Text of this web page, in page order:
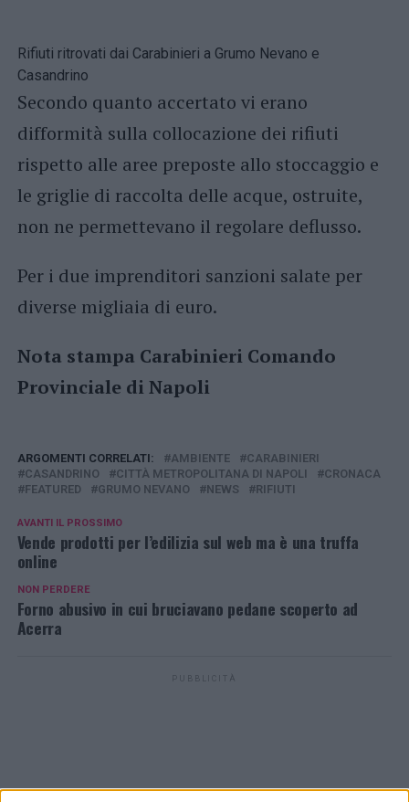
Rifiuti ritrovati dai Carabinieri a Grumo Nevano e
Casandrino
Secondo quanto accertato vi erano
difformità sulla collocazione dei rifiuti
rispetto alle aree preposte allo stoccaggio e
le griglie di raccolta delle acque, ostruite,
non ne permettevano il regolare deflusso.
Per i due imprenditori sanzioni salate per
diverse migliaia di euro.
Nota stampa Carabinieri Comando
Provinciale di Napoli
ARGOMENTI CORRELATI: AMBIENTE
CARABINIERI
CASANDRINO
CITTÀ METROPOLITANA DI NAPOLI
CRONACA
FEATURED
GRUMO NEVANO NEWS RIFIUTI
AVANTI IL ​​PROSSIMO
Vende prodotti per l’edilizia sul web ma è una truffa
online
NON PERDERE
Forno abusivo in cui bruciavano pedane scoperto ad
Acerra
PUBBLICITÀ